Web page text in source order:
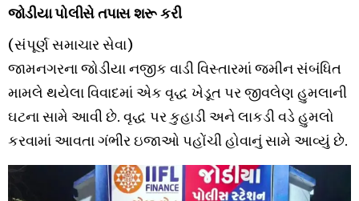
જોડીયા પોલીસે તપાસ શરૂ કરી
(સંપૂર્ણ સમાચાર સેવા)
જામનગરના જોડીયા નજીક વાડી વિસ્તારમાં જમીન સંબંધિત
મામલે થયેલા વિવાદમાં એક વૃદ્ધ ખેડૂત પર જીવલેણ હુમલાની
ઘટના સામે આવી છે. વૃદ્ધ પર કુહાડી અને લાકડી વડે હુમલો
કરવામાં આવતા ગંભીર ઇજાઓ પહોંચી હોવાનું સામે આવ્યું છે.